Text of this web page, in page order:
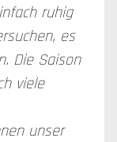
ruhig
es
Die Saison
viele
unser